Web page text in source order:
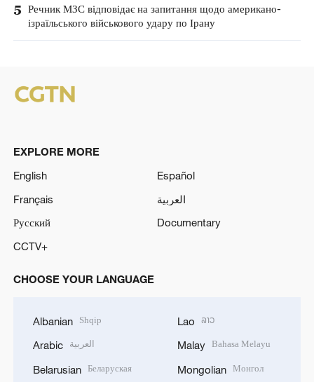
5 Речник МЗС відповідає на запитання щодо американо-
ізраїльського військового удару по Ірану
EXPLORE MORE
English
Español
Français
العربية
Русский
Documentary
CCTV+
CHOOSE YOUR LANGUAGE
Albanian Shqip
Arabic العربية
Belarusian Беларуская
Lao ລາວ
Malay Bahasa Melayu
Mongolian Монгол